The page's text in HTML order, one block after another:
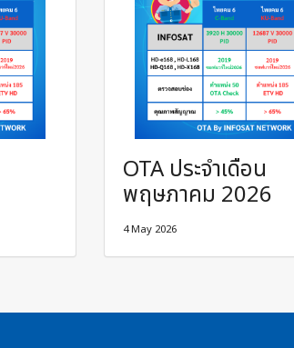
OTA ประจำเดือน
พฤษภาคม 2026
4 May 2026